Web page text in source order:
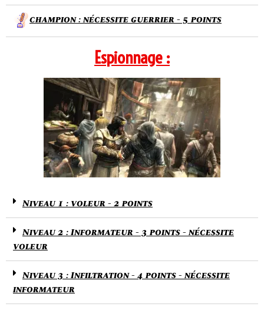
champion : nécessite guerrier - 5 points
Espionnage :
Niveau 1 : voleur - 2 points
Niveau 2 : Informateur - 3 points - nécessite
voleur
Niveau 3 : Infiltration - 4 points - nécessite
informateur